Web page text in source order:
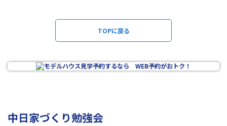
TOPに戻る
中日家づくり勉強会